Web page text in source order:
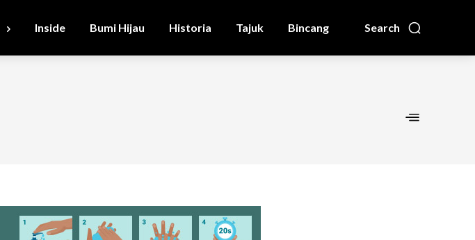
Search
Inside Bumi Hijau Historia Tajuk Bincang